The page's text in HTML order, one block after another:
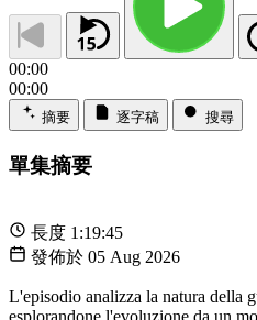
00:00
00:00
摘要 逐字稿 搜尋
單集摘要
長度 1:19:45
發佈於 05 Aug 2026
L'episodio analizza la natura della
esplorandone l'evoluzione da un